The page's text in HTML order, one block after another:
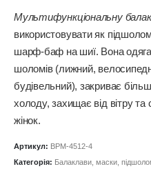
Мультифункціональну
використовувати як
шарф-баф на шиї. Вона
шоломів (лижний,
будівельний), закриває
холоду, захищає від вітру
жінок.
Артикул: BPM-4512-4
Категорія: Балаклави, маски,